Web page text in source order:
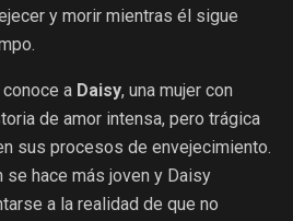
y morir mientras él sigue
a Daisy, una mujer con
de amor intensa, pero trágica
sus procesos de envejecimiento.
se hace más joven y Daisy
a la realidad de que no